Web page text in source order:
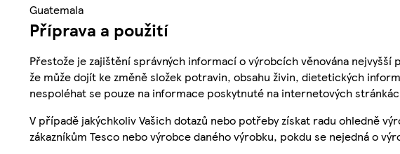
Guatemala
Příprava a použití
Přestože je zajištění správných informací o výrobcích věnována
že může dojít ke změně složek potravin, obsahu živin, dietetických
nespoléhat se pouze na informace poskytnuté na internetových
V případě jakýchkoliv Vašich dotazů nebo potřeby získat radu ohledně
zákazníkům Tesco nebo výrobce daného výrobku, pokdu se nejedná o